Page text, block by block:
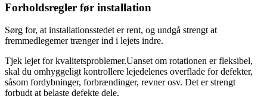
Forholdsregler før installation
Sørg for, at installationsstedet er rent, og undgå strengt at
fremmedlegemer trænger ind i lejets indre.
Tjek lejet for kvalitetsproblemer.Uanset om rotationen er fleksibel,
skal du omhyggeligt kontrollere lejedelenes overflade for defekter,
såsom fordybninger, forbrændinger, revner osv. Det er strengt
forbudt at belaste defekte dele.